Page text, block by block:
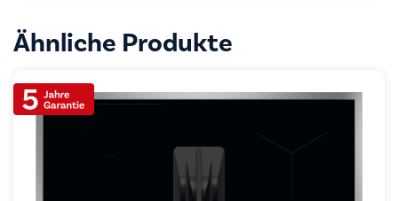
Ähnliche Produkte